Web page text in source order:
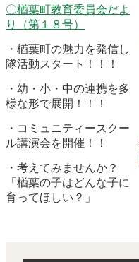
町役場・施設
復興・計画
予算・決算
教育委員会
例規集
〇楢葉町教育委員会だよ
り（第１８号）
・楢葉町の魅力を発信し
隊活動スタート！！！
・幼・小・中の連携を多
様な形で展開！！！
・コミュニティースクー
ル講演会を開催！！
・考えてみませんか？
「楢葉の子はどんな子に
育ってほしい？」